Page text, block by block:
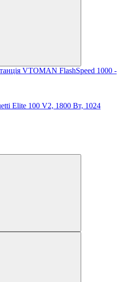
VTOMAN FlashSpeed 1000 -